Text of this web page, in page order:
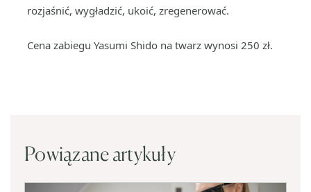
rozjaśnić, wygładzić, ukoić, zregenerować.
Cena zabiegu Yasumi Shido na twarz wynosi 250 zł.
Powiązane artykuły